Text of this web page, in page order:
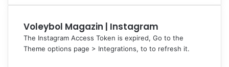
Voleybol Magazin | Instagram
The Instagram Access Token is expired, Go to the
Theme options page > Integrations, to to refresh it.